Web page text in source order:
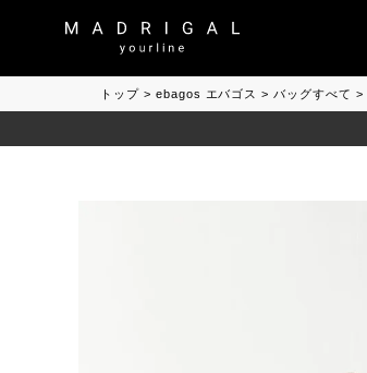
トップ ebagos エバゴス バッグすべて